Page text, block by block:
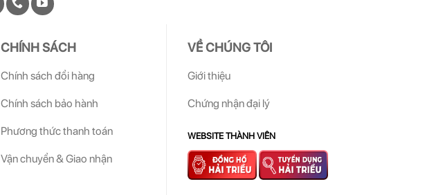
CHÍNH SÁCH
Chính sách đổi hàng
Chính sách bảo hành
Phương thức thanh toán
Vận chuyển & Giao nhận
VỀ CHÚNG TÔI
Giới thiệu
Chứng nhận đại lý
WEBSITE THÀNH VIÊN